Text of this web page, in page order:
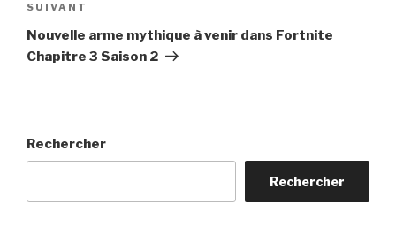
Article
suivant
SUIVANT
Nouvelle arme mythique à venir dans Fortnite
Chapitre 3 Saison 2
Rechercher
Rechercher